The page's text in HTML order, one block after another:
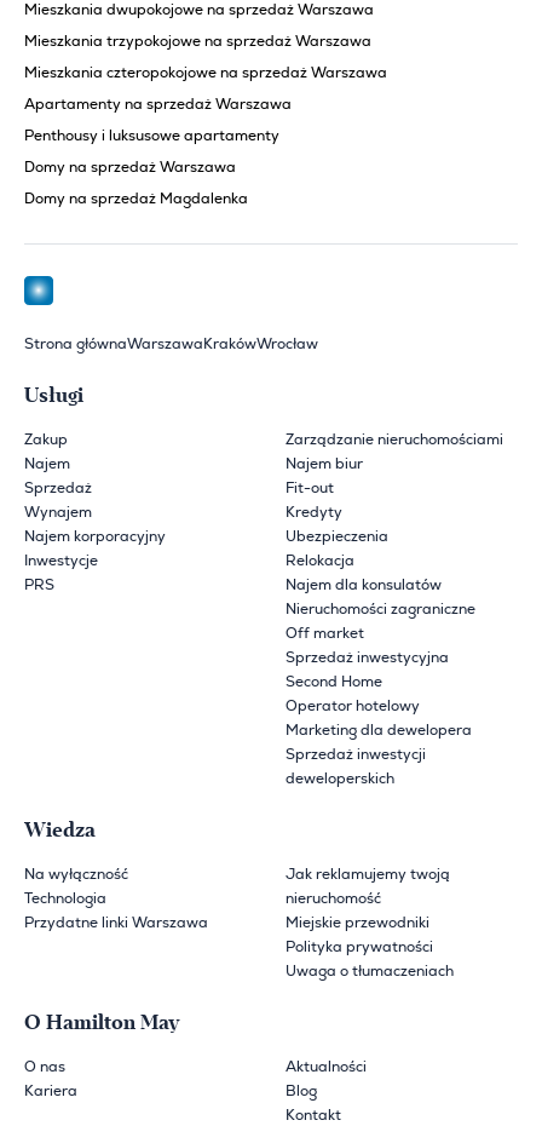
Mieszkania dwupokojowe na sprzedaż Warszawa
Mieszkania trzypokojowe na sprzedaż Warszawa
Mieszkania czteropokojowe na sprzedaż Warszawa
Apartamenty na sprzedaż Warszawa
Penthousy i luksusowe apartamenty
Domy na sprzedaż Warszawa
Domy na sprzedaż Magdalenka
Strona głównaWarszawa KrakówWrocław
Usługi
Zakup
Najem
Sprzedaż
Wynajem
Najem korporacyjny
Inwestycje
PRS
Zarządzanie nieruchomościami
Najem biur
Fit-out
Kredyty
Ubezpieczenia
Relokacja
Najem dla konsulatów
Nieruchomości zagraniczne
Off market
Sprzedaż inwestycyjna
Second Home
Operator hotelowy
Marketing dla dewelopera
Sprzedaż inwestycji
deweloperskich
Wiedza
Na wyłączność
Technologia
Przydatne linki Warszawa
Jak reklamujemy twoją
nieruchomość
Miejskie przewodniki
Polityka prywatności
Uwaga o tłumaczeniach
O Hamilton May
O nas
Kariera
Aktualności
Blog
Kontakt